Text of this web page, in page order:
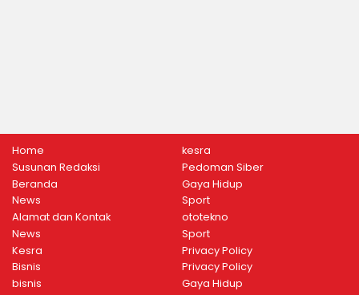
Home
Susunan Redaksi
Beranda
News
Alamat dan Kontak
News
Kesra
Bisnis
bisnis
kesra
Pedoman Siber
Gaya Hidup
Sport
ototekno
Sport
Privacy Policy
Privacy Policy
Gaya Hidup